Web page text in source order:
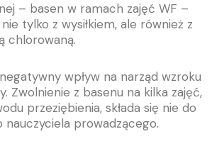
– basen w ramach zajęć WF –
tylko z wysiłkiem, ale również z
chlorowaną.
wpływ na narząd wzroku
Zwolnienie z basenu na kilka zajęć,
przeziębienia, składa się nie do
prowadzącego.